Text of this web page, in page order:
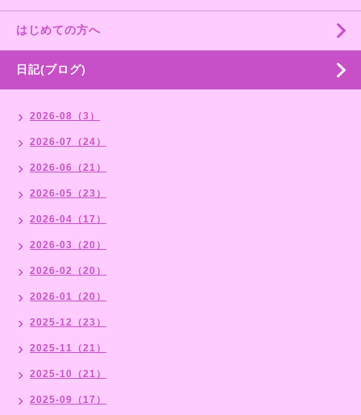
はじめての方へ
日記(ブログ)
2026-08（3）
2026-07（24）
2026-06（21）
2026-05（23）
2026-04（17）
2026-03（20）
2026-02（20）
2026-01（20）
2025-12（23）
2025-11（21）
2025-10（21）
2025-09（17）